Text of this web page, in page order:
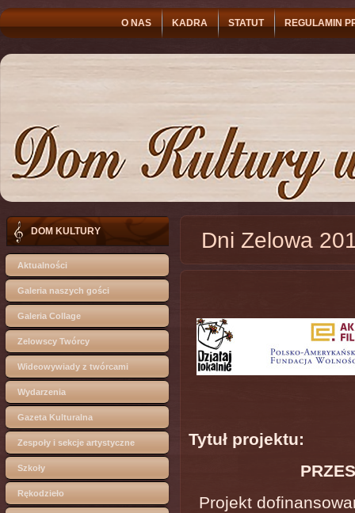
O NAS KADRA STATUT REGULAMIN
DOM KULTURY
Aktualności
Galeria naszych gości
Galeria Collage
Zelowscy Twórcy
Wideowywiady z twórcami
Wydarzenia
Gazeta Kulturalna
Zespoły i sekcje artystyczne
Szkoły
Rękodzieło
Dni Zelowa
Tytuł projektu:
Projekt